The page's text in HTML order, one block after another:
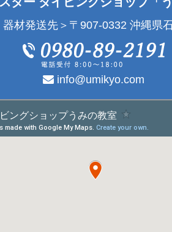
器材発送先＞〒907-0332 沖縄県
info@umikyo.com